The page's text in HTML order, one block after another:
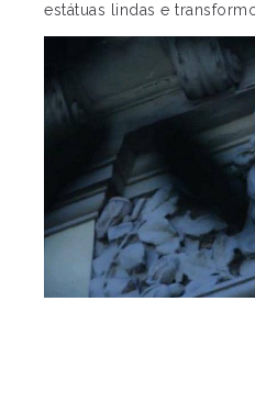
estátuas lindas e